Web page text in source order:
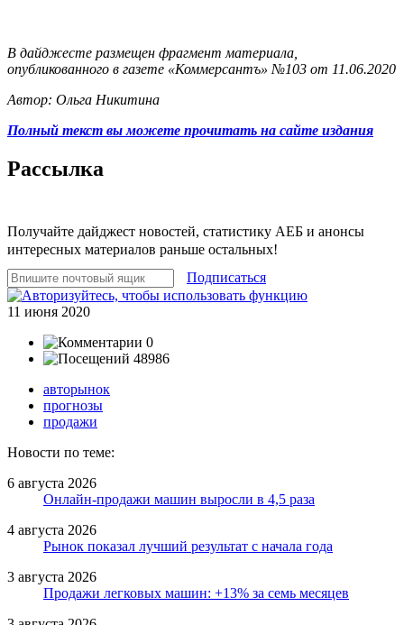
В дайджесте размещен фрагмент материала,
опубликованного в газете «Коммерсантъ» №103 от 11.06.2020
Автор: Ольга Никитина
Полный текст вы можете прочитать на сайте издания
Рассылка
Получайте дайджест новостей, статистику АЕБ и анонсы
интересных материалов раньше остальных!
Подписаться
11 июня 2020
0
48986
авторынок
прогнозы
продажи
Новости по теме:
6 августа 2026
Онлайн-продажи машин выросли в 4,5 раза
4 августа 2026
Рынок показал лучший результат с начала года
3 августа 2026
Продажи легковых машин: +13% за семь месяцев